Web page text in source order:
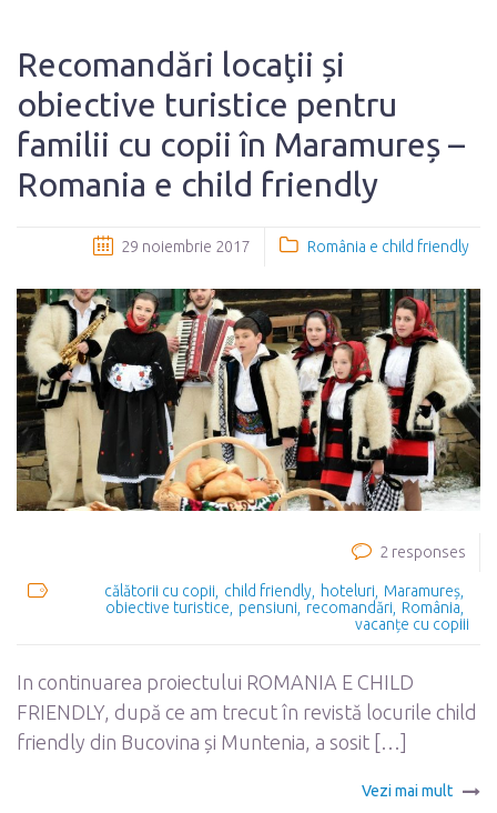
Recomandări locaţii și
obiective turistice pentru
familii cu copii în Maramureș –
Romania e child friendly
29 noiembrie 2017 România e child friendly
2 responses
călătorii cu copii child friendly hoteluri
Maramureș
obiective turistice
pensiuni recomandări
România
vacanțe cu copiii
In continuarea proiectului ROMANIA E CHILD
FRIENDLY, după ce am trecut în revistă locurile child
friendly din Bucovina și Muntenia, a sosit […]
Vezi mai mult